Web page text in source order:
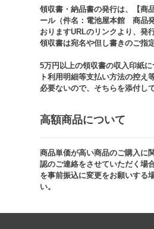
領収書・納品書の発行は、【商
ール（件名：電池屋本館 商品
おりますURLのリンクより、発
領収書は宛名や但し書きのご指
5万円以上の領収書の収入印紙
ト利用明細等支払い方法の控え
必要ないので、そちらを添付し
高額商品について​
商品単価が高い商品のご購入に
認のご連絡をさせていただく場
を事前振込に変更をお願いする
い。​